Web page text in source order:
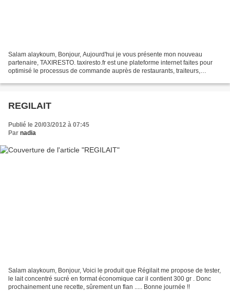
Salam alaykoum, Bonjour, Aujourd'hui je vous présente mon nouveau
partenaire, TAXIRESTO. taxiresto.fr est une plateforme internet faites pour
optimisé le processus de commande auprès de restaurants, traiteurs,
REGILAIT
Publié le 20/03/2012 à 07:45
Par nadia
Salam alaykoum, Bonjour, Voici le produit que Régilait me propose de tester,
le lait concentré sucré en format économique car il contient 300 gr . Donc
prochainement une recette, sûrement un flan ..... Bonne journée !!